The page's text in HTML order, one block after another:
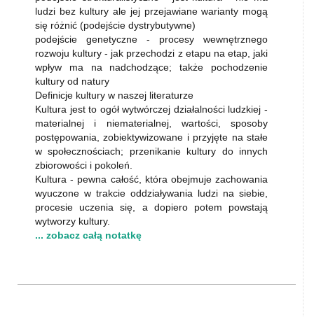
ludzi bez kultury ale jej przejawiane warianty mogą
się różnić (podejście dystrybutywne)
podejście genetyczne - procesy wewnętrznego
rozwoju kultury - jak przechodzi z etapu na etap, jaki
wpływ ma na nadchodzące; także pochodzenie
kultury od natury
Definicje kultury w naszej literaturze
Kultura jest to ogół wytwórczej działalności ludzkiej -
materialnej i niematerialnej, wartości, sposoby
postępowania, zobiektywizowane i przyjęte na stałe
w społecznościach; przenikanie kultury do innych
zbiorowości i pokoleń.
Kultura - pewna całość, która obejmuje zachowania
wyuczone w trakcie oddziaływania ludzi na siebie,
procesie uczenia się, a dopiero potem powstają
wytworzy kultury.
... zobacz całą notatkę